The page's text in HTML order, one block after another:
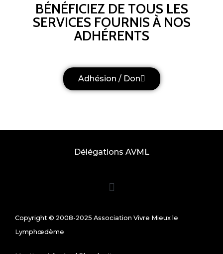
BÉNÉFICIEZ DE TOUS LES
SERVICES FOURNIS À NOS
ADHÉRENTS
Adhésion / Don
Copyright © 2008-2025 Association Vivre Mieux le
Lymphœdème
Délégations AVML